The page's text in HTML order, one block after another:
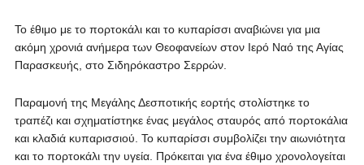
Το έθιμο με το πορτοκάλι και το κυπαρίσσι αναβιώνει για μια
ακόμη χρονιά ανήμερα των Θεοφανείων στον Ιερό Ναό της Αγίας
Παρασκευής, στο Σιδηρόκαστρο Σερρών.
Παραμονή της Μεγάλης Δεσποτικής εορτής στολίστηκε το
τραπέζι και σχηματίστηκε ένας μεγάλος σταυρός από πορτοκάλια
και κλαδιά κυπαρισσιού. Το κυπαρίσσι συμβολίζει την αιωνιότητα
και το πορτοκάλι την υγεία. Πρόκειται για ένα έθιμο χρονολογείται